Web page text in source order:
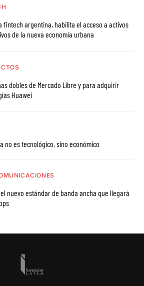
argentina, habilita el acceso a activos
de la nueva economía urbana
dobles de Mercado Libre y para adquirir
Huawei
no es tecnológico, sino económico
el nuevo estándar de banda ancha que llegará